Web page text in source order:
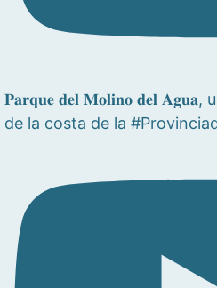
𝐏𝐚𝐫𝐪𝐮𝐞 𝐝𝐞𝐥 𝐌𝐨𝐥𝐢𝐧𝐨 𝐝𝐞𝐥
de la costa de la